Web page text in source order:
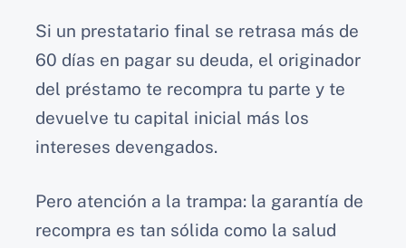
Si un prestatario final se retrasa más de
60 días en pagar su deuda, el originador
del préstamo te recompra tu parte y te
devuelve tu capital inicial más los
intereses devengados.
Pero atención a la trampa: la garantía de
recompra es tan sólida como la salud